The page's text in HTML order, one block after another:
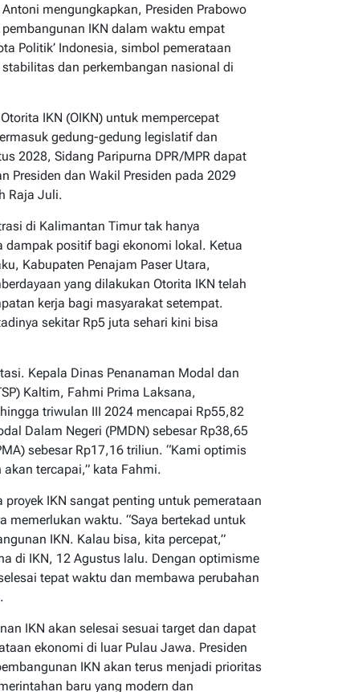
mengungkapkan, Presiden Prabowo
IKN dalam waktu empat
Politik’ Indonesia, simbol pemerataan
dan perkembangan nasional di
IKN (OIKN) untuk mempercepat
gedung-gedung legislatif dan
2028, Sidang Paripurna DPR/MPR dapat
Presiden dan Wakil Presiden pada 2029
Raja Juli.
di Kalimantan Timur tak hanya
positif bagi ekonomi lokal. Ketua
Kabupaten Penajam Paser Utara,
yang dilakukan Otorita IKN telah
kerja bagi masyarakat setempat.
sekitar Rp5 juta sehari kini bisa
Kepala Dinas Penanaman Modal dan
Kaltim, Fahmi Prima Laksana,
triwulan III 2024 mencapai Rp55,82
Dalam Negeri (PMDN) sebesar Rp38,65
sebesar Rp17,16 triliun. “Kami optimis
tercapai,” kata Fahmi.
IKN sangat penting untuk pemerataan
memerlukan waktu. “Saya bertekad untuk
IKN. Kalau bisa, kita percepat,”
di IKN, 12 Agustus lalu. Dengan optimisme
tepat waktu dan membawa perubahan
IKN akan selesai sesuai target dan dapat
ekonomi di luar Pulau Jawa. Presiden
IKN akan terus menjadi prioritas
baru yang modern dan